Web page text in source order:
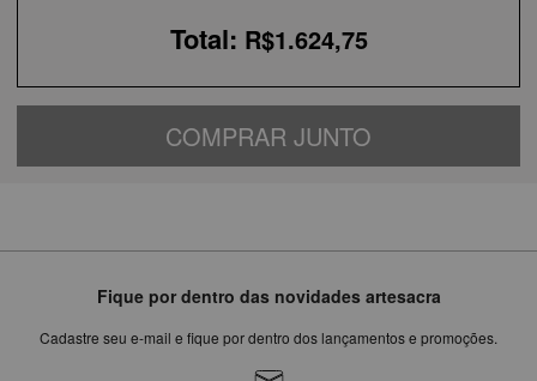
Total: R$1.624,75
COMPRAR JUNTO
Fique por dentro das novidades artesacra
Cadastre seu e-mail e fique por dentro dos lançamentos e promoções.